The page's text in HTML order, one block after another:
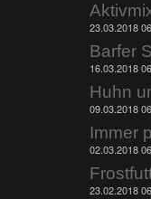
23.03.2018
Barfer
16.03.2018
09.03.2018
Immer
02.03.2018
23.02.2018